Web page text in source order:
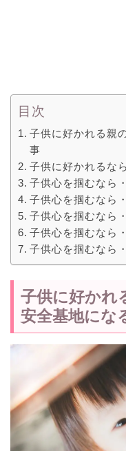
目次
子供に好かれる親
事
子供に好かれるな
子供心を掴むなら
子供心を掴むなら
子供心を掴むなら
子供心を掴むなら
子供心を掴むなら
子供に好かれ
安全基地にな